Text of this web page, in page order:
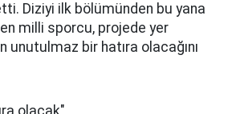
Diziyi ilk bölümünden bu yana
milli sporcu, projede yer
unutulmaz bir hatıra olacağını